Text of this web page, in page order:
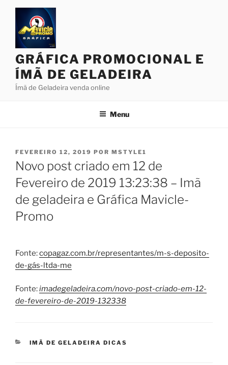
Pular
conteúdo
GRÁFICA PROMOCIONAL E
ÍMÃ DE GELADEIRA
Ímã de Geladeira venda online
Menu
PUBLICADO
EM
FEVEREIRO 12, 2019 POR MSTYLE1
Novo post criado em 12 de
Fevereiro de 2019 13:23:38 – Imã
de geladeira e Gráfica Mavicle-
Promo
Fonte:copagaz.com.br/representantes/m-s-deposito-
de-gás-ltda-me
Fonte:imadegeladeira.com/novo-post-criado-em-12-
de-fevereiro-de-2019-132338
CATEGORIAS
IMÃ DE GELADEIRA DICAS